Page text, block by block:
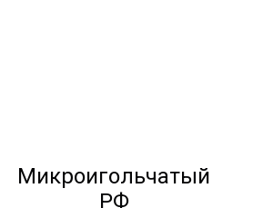
Микроигольчатый
РФ